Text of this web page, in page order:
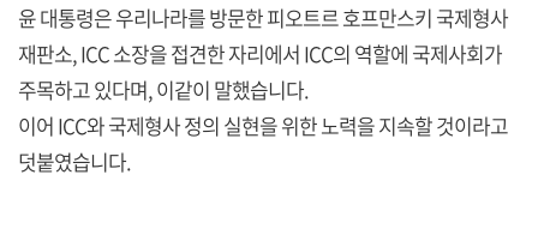
윤 대통령은 우리나라를 방문한 피오트르 호프만스키 국제형사
재판소, ICC 소장을 접견한 자리에서 ICC의 역할에 국제사회가
주목하고 있다며, 이같이 말했습니다.
이어 ICC와 국제형사 정의 실현을 위한 노력을 지속할 것이라고
덧붙였습니다.